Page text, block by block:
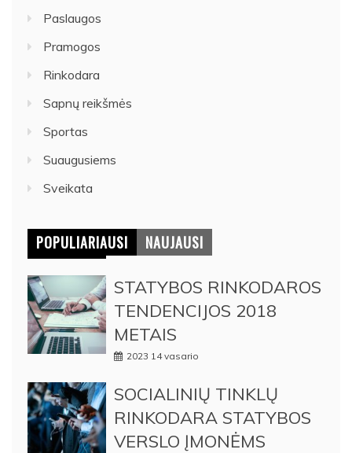
Paslaugos
Pramogos
Rinkodara
Sapnų reikšmės
Sportas
Suaugusiems
Sveikata
POPULIARIAUSI NAUJAUSI
STATYBOS RINKODAROS
TENDENCIJOS 2018
METAIS
2023 14 vasario
SOCIALINIŲ TINKLŲ
RINKODARA STATYBOS
VERSLO ĮMONĖMS